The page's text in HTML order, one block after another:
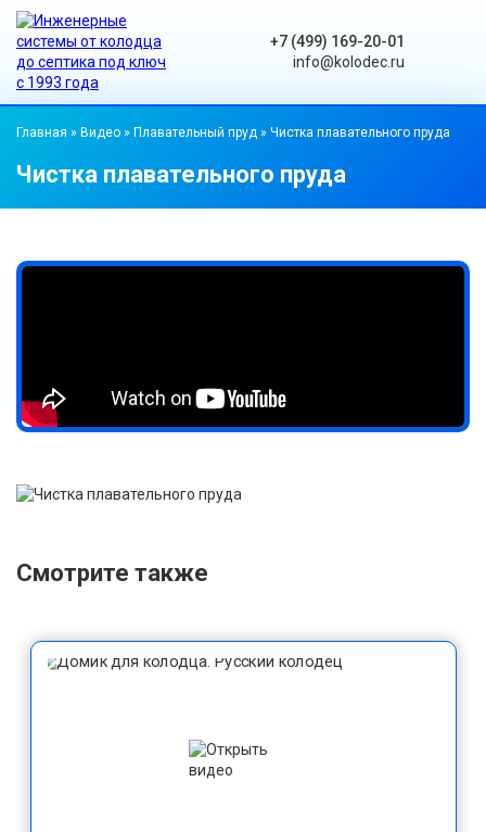
+7 (499) 169-20-01
info@kolodec.ru
Главная » Видео » Плавательный пруд » Чистка плавательного пруда
Чистка плавательного пруда
Смотрите также